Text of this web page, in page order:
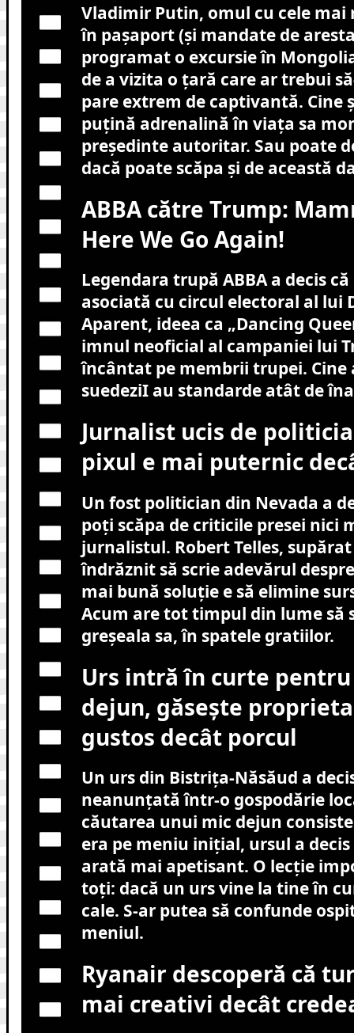
Vladimir Putin, omul cu cele
în pașaport (și mandate de
programat o excursie în
de a vizita o țară care ar trebui
pare extrem de captivantă. Cine
puțină adrenalină în viața sa
președinte autoritar. Sau poate
dacă poate scăpa și de această
ABBA către Trump:
Here We Go Again!
Legendara trupă ABBA a decis
asociată cu circul electoral al lui
Aparent, ideea ca „Dancing
imnul neoficial al campaniei lui
încântat pe membrii trupei. Cine
suedeziI au standarde atât de
Jurnalist ucis de
pixul e mai puternic
Un fost politician din Nevada a
poți scăpa de criticile presei nici
jurnalistul. Robert Telles,
îndrăznit să scrie adevărul
mai bună soluție e să elimine
Acum are tot timpul din lume să
greșeala sa, în spatele gratiilor.
Urs intră în curte
dejun, găsește
gustos decât porcul
Un urs din Bistrița-Năsăud a
neanunțată într-o gospodărie
căutarea unui mic dejun
era pe meniu inițial, ursul a
arată mai apetisant. O lecție
toți: dacă un urs vine la tine în
cale. S-ar putea să confunde
meniul.
Ryanair descoperă că
mai creativi decât